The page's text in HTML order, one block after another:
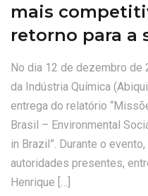
mais
retorno para a
No dia 12 de dezembro de
da Indústria Química
entrega do relatório
Brasil – Environmental
in Brazil”. Durante o
autoridades presentes,
Henrique […]